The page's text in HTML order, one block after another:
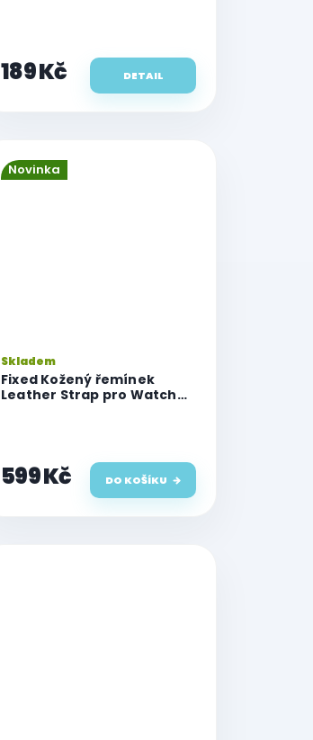
189 Kč DETAIL
Novinka
Fixed Kožený řemínek
Leather Strap pro Watch
Skladem
599 Kč DO KOŠÍKU